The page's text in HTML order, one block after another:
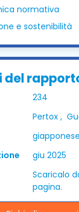
normativa
e sostenibilità
del
234
Pertox ,
giapponese
giu 2025
Scaricalo
pagina.